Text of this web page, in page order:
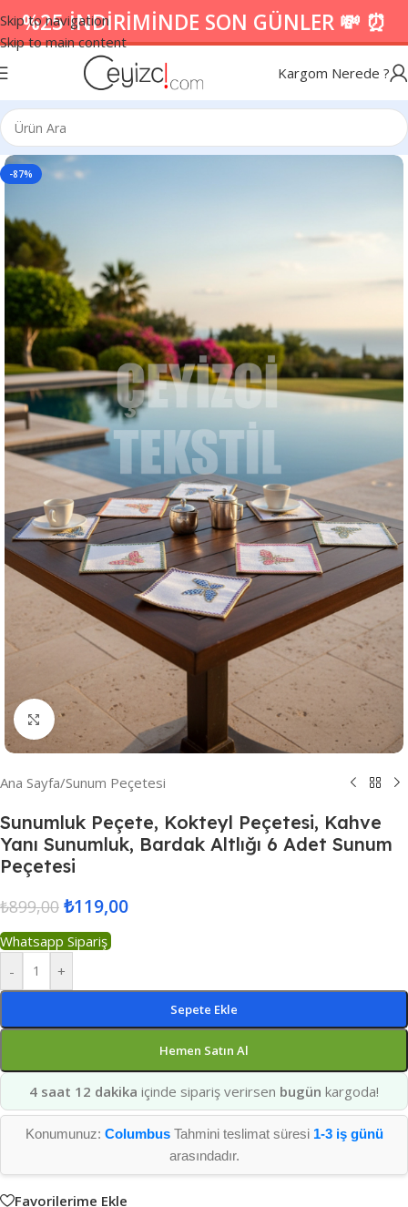
Skip to navigation
Skip to main content
%25 İNDİRİMİNDE SON GÜNLER 💸 ⏰
Kargom Nerede ?
-87%
Resmi Büyüt
Ana Sayfa/Sunum Peçetesi
Sunumluk Peçete, Kokteyl Peçetesi, Kahve
Yanı Sunumluk, Bardak Altlığı 6 Adet Sunum
Peçetesi
₺899,00 ₺119,00
Whatsapp Sipariş
-
+
Sepete Ekle
Hemen Satın Al
4 saat 12 dakika içinde sipariş verirsen bugün kargoda!
Konumunuz: ColumbusTahmini teslimat süresi 1-3 iş günü
arasındadır.
Favorilerime Ekle